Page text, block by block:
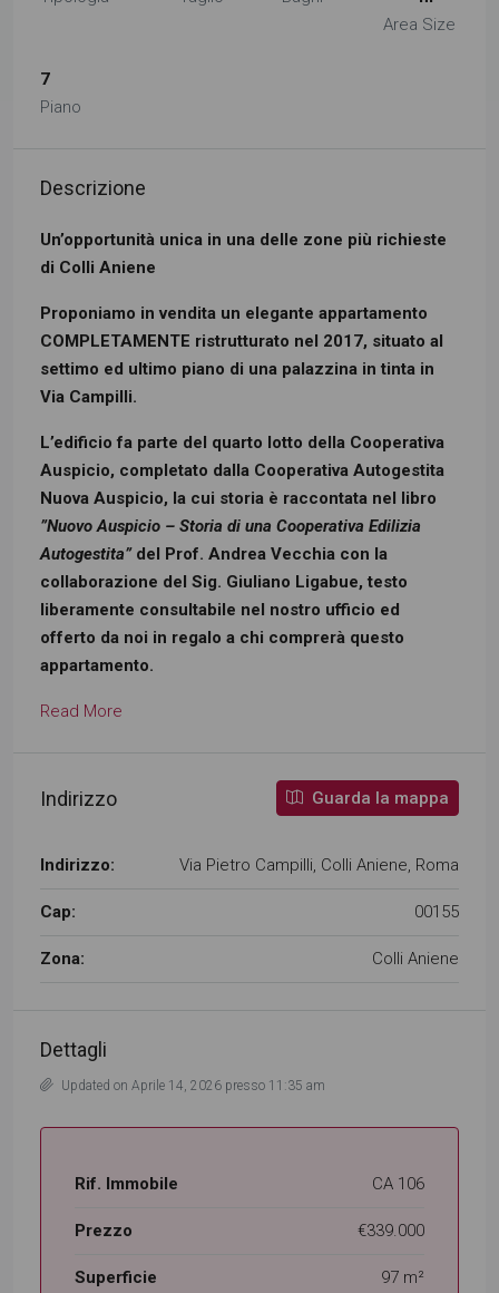
Area Size
7
Piano
Descrizione
Un’opportunità unica in una delle zone più richieste
di Colli Aniene
Proponiamo in vendita un elegante appartamento
COMPLETAMENTE ristrutturato nel 2017, situato al
settimo ed ultimo piano di una palazzina in tinta in
Via Campilli.
L’edificio fa parte del quarto lotto della Cooperativa
Auspicio, completato dalla Cooperativa Autogestita
Nuova Auspicio, la cui storia è raccontata nel libro
”Nuovo Auspicio – Storia di una Cooperativa Edilizia
Autogestita”del Prof. Andrea Vecchia con la
collaborazione del Sig. Giuliano Ligabue, testo
liberamente consultabile nel nostro ufficio ed
offerto da noi in regalo a chi comprerà questo
appartamento.
Read More
Indirizzo Guarda la mappa
Indirizzo: Via Pietro Campilli, Colli Aniene, Roma
Cap: 00155
Zona: Colli Aniene
Dettagli
Updated on Aprile 14, 2026 presso 11:35 am
Rif. Immobile CA 106
Prezzo €339.000
Superficie 97 m²